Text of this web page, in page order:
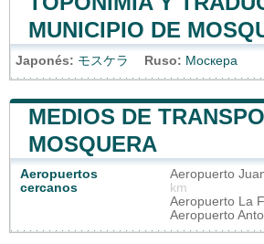
MUNICIPIO DE
Japonés: モスケラ Ruso: Москера
MEDIOS DE
MOSQUERA
Aeropuertos
cercanos
Aeropuerto
km
Aeropuerto La
Aeropuerto